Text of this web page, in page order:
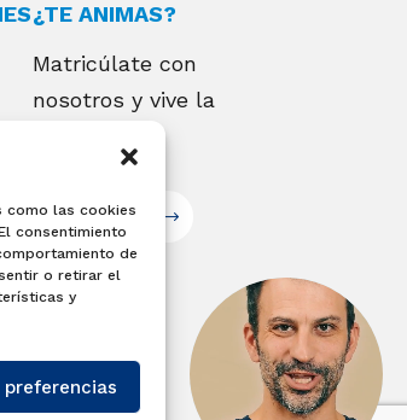
como las cookies
consentimiento
de
o retirar el
y
preferencias
¿TE ANIMAS?
Matricúlate con
nosotros y vive la
Matricúlate